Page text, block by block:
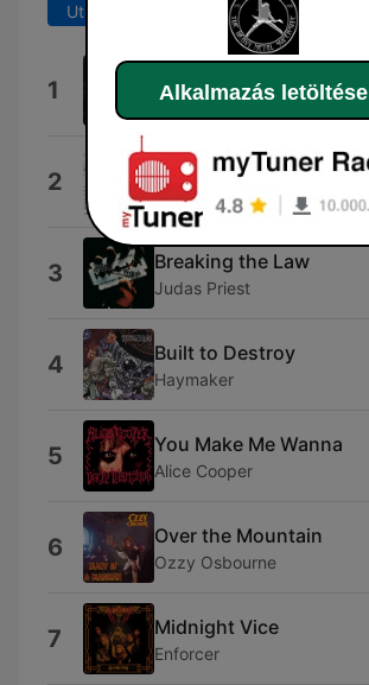
Utolsó 7 nap Utolsó 30 nap
1 Nervous Man
Armored Saint
2 Bang Go the Bells
Babylon A.D.
3 Breaking the Law
Judas Priest
4 Built to Destroy
Haymaker
5 You Make Me Wanna
Alice Cooper
6 Over the Mountain
Ozzy Osbourne
7 Midnight Vice
Enforcer
Alkalmazás letöltése